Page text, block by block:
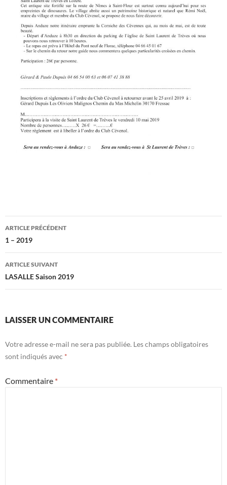
Navigation
des
articles
ARTICLE PRÉCÉDENT
1 – 2019
ARTICLE SUIVANT
LASALLE Saison 2019
LAISSER UN COMMENTAIRE
Votre adresse e-mail ne sera pas publiée. Les champs obligatoires
sont indiqués avec *
Commentaire *